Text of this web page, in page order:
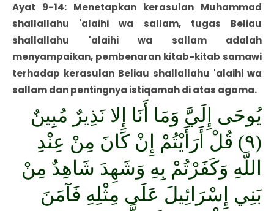
Ayat 9-14: Menetapkan kerasulan Muhammad
shallallahu 'alaihi wa sallam, tugas Beliau
shallallahu 'alaihi wa sallam adalah
menyampaikan, pembenaran kitab-kitab samawi
terhadap kerasulan Beliau shallallahu 'alaihi wa
sallam dan pentingnya istiqamah di atas agama.
يُوحَى إِلَيَّ وَمَا أَنَا إِلا نَذِيرٌ مُبِينٌ
(٩) قُلْ أَرَأَيْتُمْ إِنْ كَانَ مِنْ عِنْدِ
اللَّهِ وَكَفَرْتُمْ بِهِ وَشَهِدَ شَاهِدٌ مِنْ
بَنِي إِسْرَائِيلَ عَلَى مِثْلِهِ فَآمَنَ